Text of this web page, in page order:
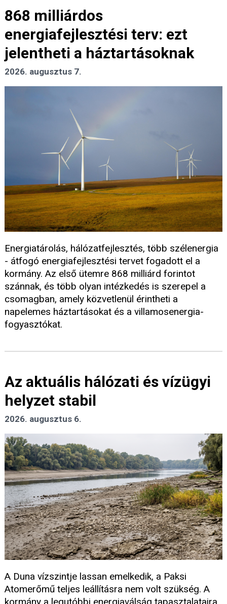
868 milliárdos
energiafejlesztési terv: ezt
jelentheti a háztartásoknak
2026. augusztus 7.
Energiatárolás, hálózatfejlesztés, több szélenergia
- átfogó energiafejlesztési tervet fogadott el a
kormány. Az első ütemre 868 milliárd forintot
szánnak, és több olyan intézkedés is szerepel a
csomagban, amely közvetlenül érintheti a
napelemes háztartásokat és a villamosenergia-
fogyasztókat.
Az aktuális hálózati és vízügyi
helyzet stabil
2026. augusztus 6.
A Duna vízszintje lassan emelkedik, a Paksi
Atomerőmű teljes leállításra nem volt szükség. A
kormány a legutóbbi energiaválság tapasztalataira